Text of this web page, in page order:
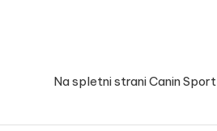
Na spletni strani Canin